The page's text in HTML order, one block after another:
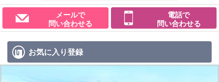
メールで
問い合わせる
電話で
問い合わせる
お気に入り登録